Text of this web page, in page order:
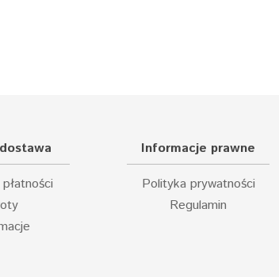
Informacje prawne
Polityka prywatności
Regulamin